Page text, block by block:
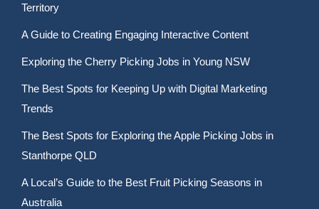
Territory
A Guide to Creating Engaging Interactive Content
Exploring the Cherry Picking Jobs in Young NSW
The Best Spots for Keeping Up with Digital Marketing
Trends
The Best Spots for Exploring the Apple Picking Jobs in
Stanthorpe QLD
A Local’s Guide to the Best Fruit Picking Seasons in
Australia